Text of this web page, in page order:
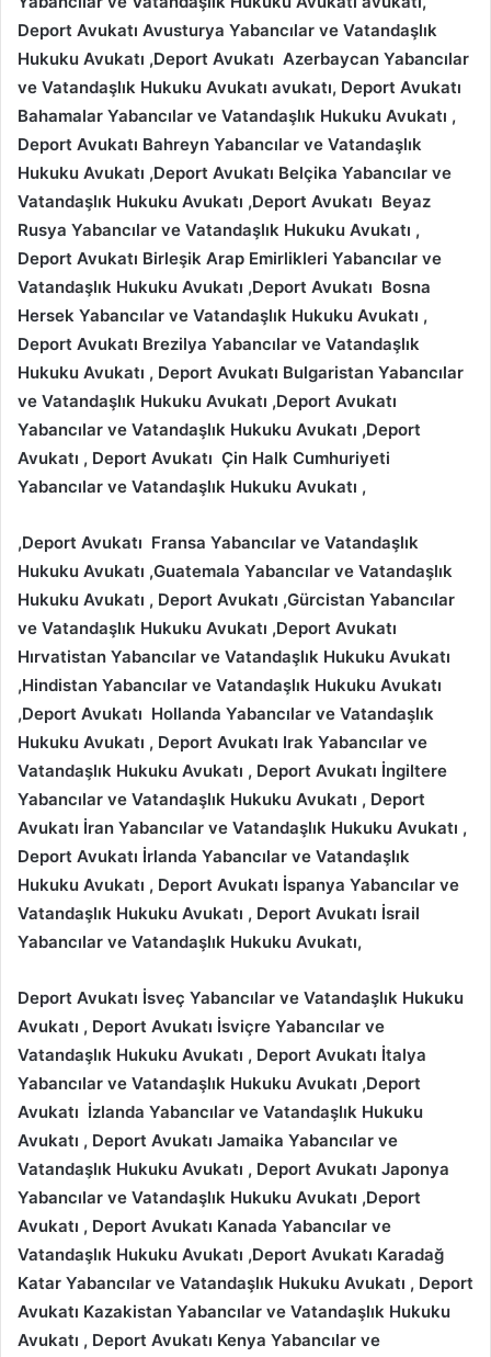
Deport Avukatı Avusturya Yabancılar ve Vatandaşlık
Hukuku Avukatı ,Deport Avukatı Azerbaycan Yabancılar
ve Vatandaşlık Hukuku Avukatı avukatı, Deport Avukatı
Bahamalar Yabancılar ve Vatandaşlık Hukuku Avukatı ,
Deport Avukatı Bahreyn Yabancılar ve Vatandaşlık
Hukuku Avukatı ,Deport Avukatı Belçika Yabancılar ve
Vatandaşlık Hukuku Avukatı ,Deport Avukatı Beyaz
Rusya Yabancılar ve Vatandaşlık Hukuku Avukatı ,
Deport Avukatı Birleşik Arap Emirlikleri Yabancılar ve
Vatandaşlık Hukuku Avukatı ,Deport Avukatı Bosna
Hersek Yabancılar ve Vatandaşlık Hukuku Avukatı ,
Deport Avukatı Brezilya Yabancılar ve Vatandaşlık
Hukuku Avukatı , Deport Avukatı Bulgaristan Yabancılar
ve Vatandaşlık Hukuku Avukatı ,Deport Avukatı
Yabancılar ve Vatandaşlık Hukuku Avukatı ,Deport
Avukatı , Deport Avukatı Çin Halk Cumhuriyeti
Yabancılar ve Vatandaşlık Hukuku Avukatı ,
,Deport Avukatı Fransa Yabancılar ve Vatandaşlık
Hukuku Avukatı ,Guatemala Yabancılar ve Vatandaşlık
Hukuku Avukatı , Deport Avukatı ,Gürcistan Yabancılar
ve Vatandaşlık Hukuku Avukatı ,Deport Avukatı
Hırvatistan Yabancılar ve Vatandaşlık Hukuku Avukatı
,Hindistan Yabancılar ve Vatandaşlık Hukuku Avukatı
,Deport Avukatı Hollanda Yabancılar ve Vatandaşlık
Hukuku Avukatı , Deport Avukatı Irak Yabancılar ve
Vatandaşlık Hukuku Avukatı , Deport Avukatı İngiltere
Yabancılar ve Vatandaşlık Hukuku Avukatı , Deport
Avukatı İran Yabancılar ve Vatandaşlık Hukuku Avukatı ,
Deport Avukatı İrlanda Yabancılar ve Vatandaşlık
Hukuku Avukatı , Deport Avukatı İspanya Yabancılar ve
Vatandaşlık Hukuku Avukatı , Deport Avukatı İsrail
Yabancılar ve Vatandaşlık Hukuku Avukatı,
Deport Avukatı İsveç Yabancılar ve Vatandaşlık Hukuku
Avukatı , Deport Avukatı İsviçre Yabancılar ve
Vatandaşlık Hukuku Avukatı , Deport Avukatı İtalya
Yabancılar ve Vatandaşlık Hukuku Avukatı ,Deport
Avukatı İzlanda Yabancılar ve Vatandaşlık Hukuku
Avukatı , Deport Avukatı Jamaika Yabancılar ve
Vatandaşlık Hukuku Avukatı , Deport Avukatı Japonya
Yabancılar ve Vatandaşlık Hukuku Avukatı ,Deport
Avukatı , Deport Avukatı Kanada Yabancılar ve
Vatandaşlık Hukuku Avukatı ,Deport Avukatı Karadağ
Katar Yabancılar ve Vatandaşlık Hukuku Avukatı , Deport
Avukatı Kazakistan Yabancılar ve Vatandaşlık Hukuku
Avukatı , Deport Avukatı Kenya Yabancılar ve